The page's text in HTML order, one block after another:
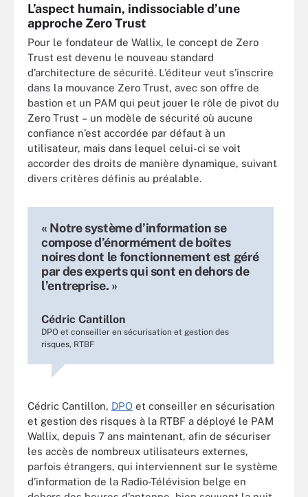
L’aspect humain, indissociable d’une
approche Zero Trust
Pour le fondateur de Wallix, le concept de Zero
Trust est devenu le nouveau standard
d’architecture de sécurité. L’éditeur veut s’inscrire
dans la mouvance Zero Trust, avec son offre de
bastion et un PAM qui peut jouer le rôle de pivot du
Zero Trust – un modèle de sécurité où aucune
confiance n’est accordée par défaut à un
utilisateur, mais dans lequel celui-ci se voit
accorder des droits de manière dynamique, suivant
divers critères définis au préalable.
« Notre système d’information se
compose d’énormément de boîtes
noires dont le fonctionnement est géré
par des experts qui sont en dehors de
l’entreprise. »
Cédric Cantillon
DPO et conseiller en sécurisation et gestion des
risques, RTBF
Cédric Cantillon, DPO et conseiller en sécurisation
et gestion des risques à la RTBF a déployé le PAM
Wallix, depuis 7 ans maintenant, afin de sécuriser
les accès de nombreux utilisateurs externes,
parfois étrangers, qui interviennent sur le système
d’information de la Radio-Télévision belge en